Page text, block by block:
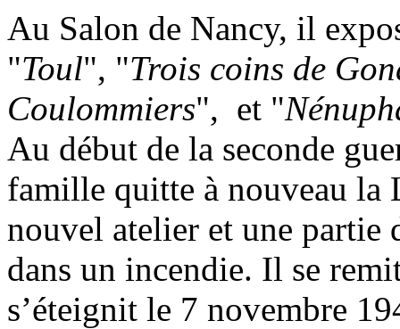
Au Salon de Nancy, il
"Toul", "Trois coins de
Coulommiers", et "
Au début de la seconde
famille quitte à nouveau la
nouvel atelier et une partie
dans un incendie. Il se
s’éteignit le 7 novembre